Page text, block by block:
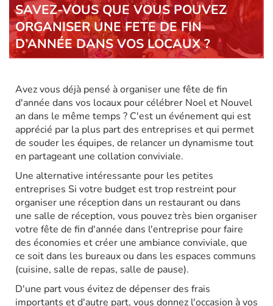
SAVEZ-VOUS QUE VOUS POUVEZ
ORGANISER UNE FETE DE FIN
D’ANNÉE DANS VOS LOCAUX ?
Avez vous déjà pensé à organiser une fête de fin
d'année dans vos locaux pour célébrer Noel et Nouvel
an dans le même temps ? C'est un événement qui est
apprécié par la plus part des entreprises et qui permet
de souder les équipes, de relancer un dynamisme tout
en partageant une collation conviviale.
Une alternative intéressante pour les petites
entreprises Si votre budget est trop restreint pour
organiser une réception dans un restaurant ou dans
une salle de réception, vous pouvez très bien organiser
votre fête de fin d'année dans l'entreprise pour faire
des économies et créer une ambiance conviviale, que
ce soit dans les bureaux ou dans les espaces communs
(cuisine, salle de repas, salle de pause).
D'une part vous évitez de dépenser des frais
importants et d'autre part, vous donnez l'occasion à vos